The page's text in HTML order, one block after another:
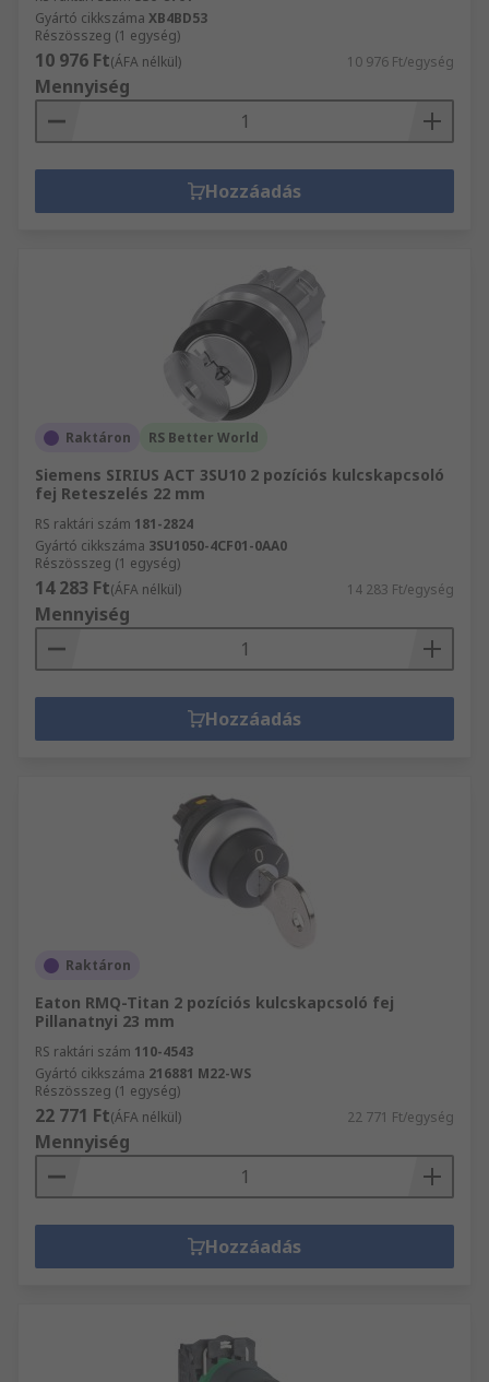
Gyártó cikkszáma XB4BD53
Részösszeg (1 egység)
10 976 Ft(ÁFA nélkül) 10 976 Ft/egység
Mennyiség
Hozzáadás
Raktáron RS Better World
Siemens SIRIUS ACT 3SU10 2 pozíciós kulcskapcsoló
fej Reteszelés 22 mm
RS raktári szám 181-2824
Gyártó cikkszáma 3SU1050-4CF01-0AA0
Részösszeg (1 egység)
14 283 Ft(ÁFA nélkül) 14 283 Ft/egység
Mennyiség
Hozzáadás
Raktáron
Eaton RMQ-Titan 2 pozíciós kulcskapcsoló fej
Pillanatnyi 23 mm
RS raktári szám 110-4543
Gyártó cikkszáma 216881 M22-WS
Részösszeg (1 egység)
22 771 Ft(ÁFA nélkül) 22 771 Ft/egység
Mennyiség
Hozzáadás